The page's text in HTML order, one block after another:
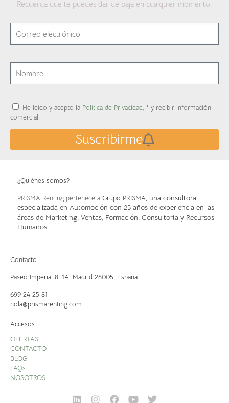
Recuerda que te puedes dar de baja en cualquier momento.
He leído y acepto la Política de Privacidad, * y recibir información
comercial.
Suscribirme
¿Quiénes somos?
PRISMA Renting pertenece a Grupo PRISMA , una consultora
especializada en Automoción con 25 años de experiencia en las
áreas de Marketing, Ventas, Formación, Consultoría y Recursos
Humanos
Contacto
Paseo Imperial 8, 1A, Madrid 28005, España
699 24 25 81
hola@prismarenting.com
Accesos
OFERTAS
CONTACTO
BLOG
FAQs
NOSOTROS